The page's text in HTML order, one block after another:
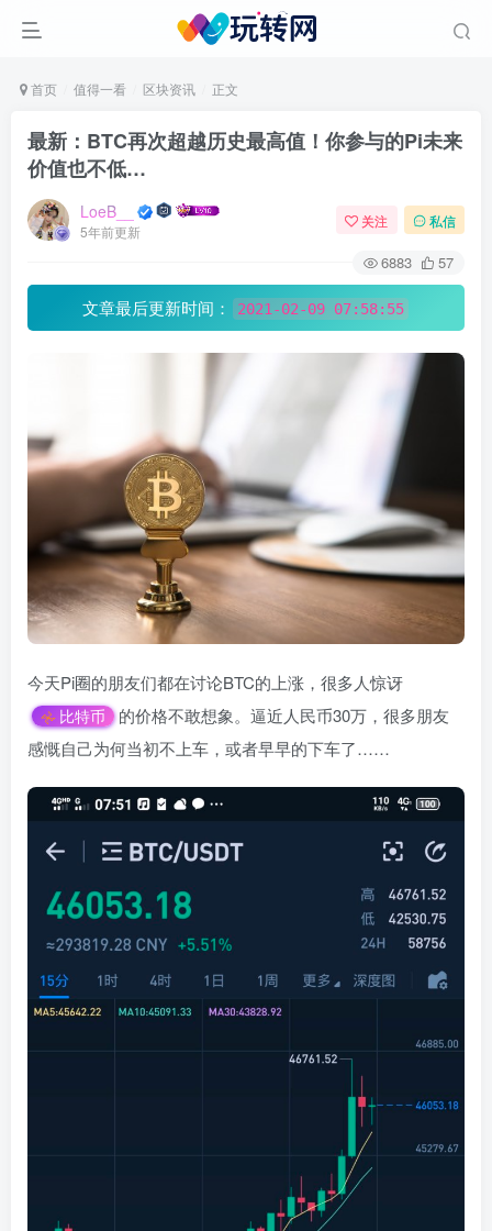
首页 值得一看 区块资讯 正文
最新：BTC再次超越历史最高值！你参与的Pi未来
价值也不低…
LoeB__
5年前更新
关注 私信
6883 57
文章最后更新时间： 2021-02-09 07:58:55
今天Pi圈的朋友们都在讨论BTC的上涨，很多人惊讶
比特币
的价格不敢想象。逼近人民币30万，很多朋友
感慨自己为何当初不上车，或者早早的下车了……